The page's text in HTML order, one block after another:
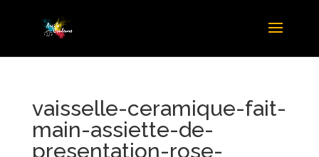
vaisselle-ceramique-fait-
main-assiette-de-
presentation-rose-